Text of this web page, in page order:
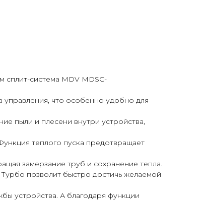
сплит-система MDV MDSC-
управления, что особенно удобно для
пыли и плесени внутри устройства,
теплого пуска предотвращает
замерзание труб и сохранение тепла.
позволит быстро достичь желаемой
устройства. А благодаря функции